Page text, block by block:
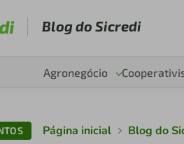
Blog do Sicredi
Agronegócio
Página inicial Blog do